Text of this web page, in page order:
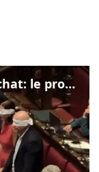
Delmastro, negato l'uso delle chat: le proteste di Avs e M5s